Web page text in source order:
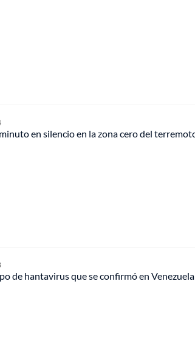
en silencio en la zona cero del
de hantavirus que se confirmó en